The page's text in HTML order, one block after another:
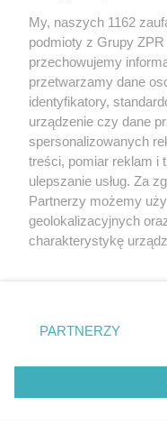
ZAKUPY
Jesień w
dodatki w
My, naszych 1162
podmioty z Grupy
przechowujemy
przetwarzamy dane
identyfikatory,
urządzenie czy dane
spersonalizowanych
treści, pomiar reklam i
ulepszanie usług. Za
Partnerzy możemy
geolokalizacyjnych
charakterystykę
zmienić/wycofać
znajdujący się w
rodzaje przetwarzania
użytkownika, ale
przetwarzaniu.
PARTNERZY